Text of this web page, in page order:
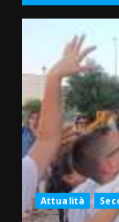
Attualità